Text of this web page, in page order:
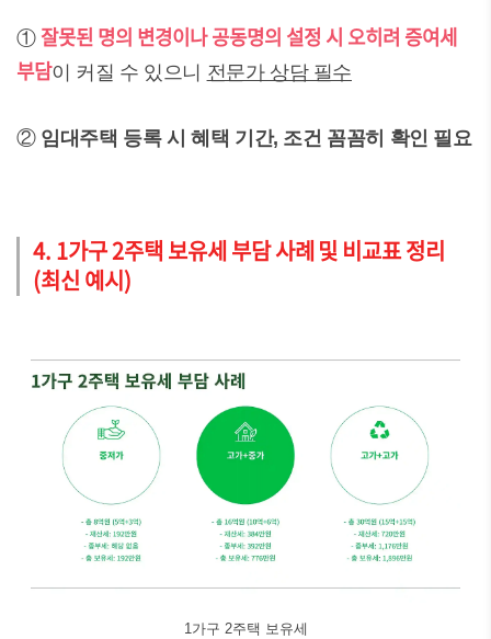
① 잘못된 명의 변경이나 공동명의 설정 시 오히려 증여세
부담이 커질 수 있으니 전문가 상담 필수
② 임대주택 등록 시 혜택 기간, 조건 꼼꼼히 확인 필요
4. 1가구 2주택 보유세 부담 사례 및 비교표 정리
(최신 예시)
1가구 2주택 보유세